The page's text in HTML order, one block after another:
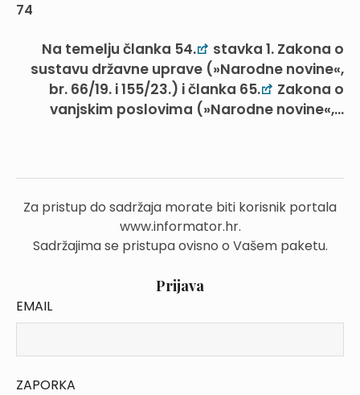
74
Na temelju članka 54.
stavka 1. Zakona o
sustavu državne uprave (»Narodne novine«,
br. 66/19. i 155/23.) i članka 65.
Zakona o
vanjskim poslovima (»Narodne novine«,...
Za pristup do sadržaja morate biti korisnik portala
www.informator.hr.
Sadržajima se pristupa ovisno o Vašem paketu.
Prijava
EMAIL
ZAPORKA